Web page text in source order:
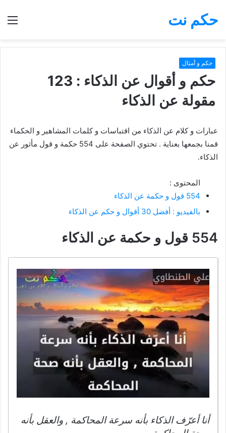
بحث
حكم نت
حكم و أمثال
حكم و أقوال عن الذكاء : 123
مقولة عن الذكاء
عبارات و كلام عن الذكاء من اقتباسات و كلمات المشاهير و الحكماء
قمنا بجمعها بعناية . تحتوي الصفحة على 554 حكمة و قول مأثور عن
الذكاء.
المحتوى :
554 قول و حكمة عن الذكاء
بالفيديو : أفضل 30 أقوال و حكم عن الذكاء
554 قول و حكمة عن الذكاء
أنا أعرّف الذكاء بأنه سرعة المحاكمة , والعقل بأنه